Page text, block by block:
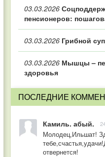
03.03.2026
пенсионеров:
03.03.2026 Грибной
03.03.2026 Мышцы –
здоровья
ПОСЛЕДНИЕ
Камиль. абый.
Молодец,Ильшат!
отвернется!